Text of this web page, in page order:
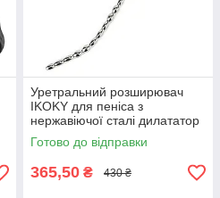
Уретральний розширювач
IKOKY для пеніса з
нержавіючої сталі дилататор
катетер 26 см
Готово до відправки
365,50 ₴ 430 ₴